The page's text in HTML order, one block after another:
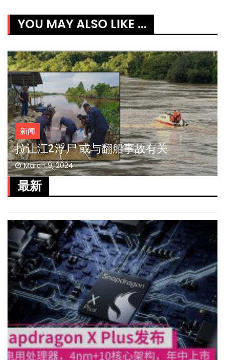
YOU MAY ALSO LIKE ...
新闻
拉让江2浮尸 或与翻船事故有关
March 9, 2024
最新